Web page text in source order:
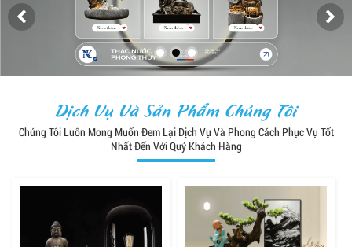
Dịch Vụ Và Sản Phẩm Chúng Tôi
Chúng Tôi Luôn Mong Muốn Đem Lại Dịch Vụ Và Phong Cách Phục Vụ Tốt
Nhất Đến Với Quý Khách Hàng